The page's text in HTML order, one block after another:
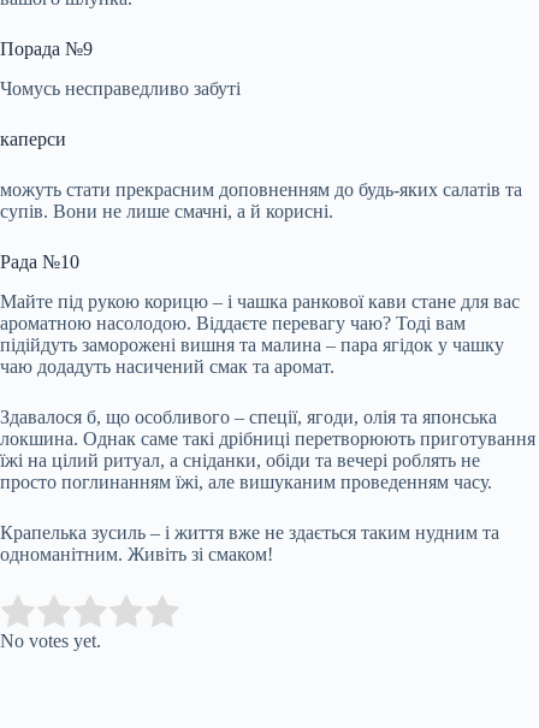
Порада №9
Чомусь несправедливо забуті
каперси
можуть стати прекрасним доповненням до будь-яких салатів та
супів. Вони не лише смачні, а й корисні.
Рада №10
Майте під рукою корицю – і чашка ранкової кави стане для вас
ароматною насолодою. Віддаєте перевагу чаю? Тоді вам
підійдуть заморожені вишня та малина – пара ягідок у чашку
чаю додадуть насичений смак та аромат.
Здавалося б, що особливого – спеції, ягоди, олія та японська
локшина. Однак саме такі дрібниці перетворюють приготування
їжі на цілий ритуал, а сніданки, обіди та вечері роблять не
просто поглинанням їжі, але вишуканим проведенням часу.
Крапелька зусиль – і життя вже не здається таким нудним та
одноманітним. Живіть зі смаком!
Rate this item:
No votes yet.